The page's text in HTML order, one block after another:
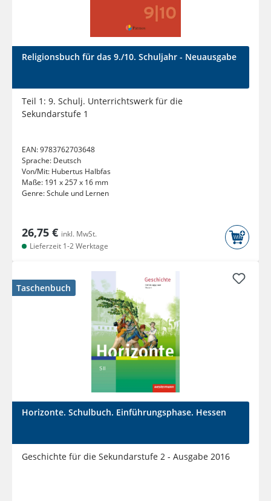
Religionsbuch für das 9./10. Schuljahr - Neuausgabe
Teil 1: 9. Schulj. Unterrichtswerk für die
Sekundarstufe 1
EAN:9783762703648
Sprache: Deutsch
Von/Mit: Hubertus Halbfas
Maße: 191 x 257 x 16 mm
Genre:Schule und Lernen
26,75 € inkl. MwSt.
Lieferzeit 1-2 Werktage
Taschenbuch
Horizonte. Schulbuch. Einführungsphase. Hessen
Geschichte für die Sekundarstufe 2 - Ausgabe 2016